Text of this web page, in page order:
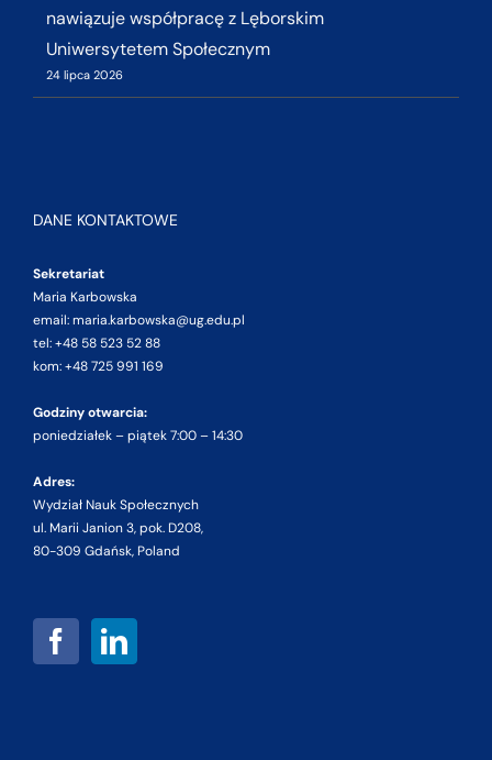
nawiązuje współpracę z Lęborskim
Uniwersytetem Społecznym
24 lipca 2026
DANE KONTAKTOWE
Sekretariat
Maria Karbowska
email: maria.karbowska@ug.edu.pl
tel: +48 58 523 52 88
kom: +48 725 991 169
Godziny otwarcia:
poniedziałek – piątek 7:00 – 14:30
Adres:
Wydział Nauk Społecznych
ul. Marii Janion 3, pok. D208,
80-309 Gdańsk, Poland